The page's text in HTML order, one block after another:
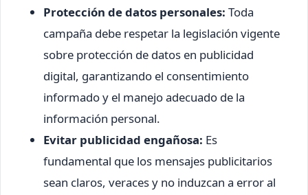
Protección de datos personales: Toda
campaña debe respetar la legislación vigente
sobre protección de datos en publicidad
digital, garantizando el consentimiento
informado y el manejo adecuado de la
información personal.
Evitar publicidad engañosa: Es
fundamental que los mensajes publicitarios
sean claros, veraces y no induzcan a error al